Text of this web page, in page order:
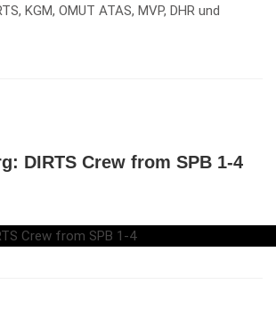
KGM, OMUT ATAS, MVP, DHR und
DIRTS Crew from SPB 1-4